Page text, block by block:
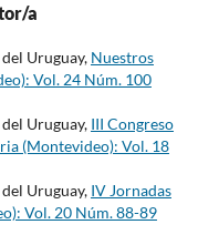
a
Uruguay, Nuestros
Vol. 24 Núm. 100
Uruguay, III Congreso
(Montevideo): Vol. 18
Uruguay, IV Jornadas
Vol. 20 Núm. 88-89